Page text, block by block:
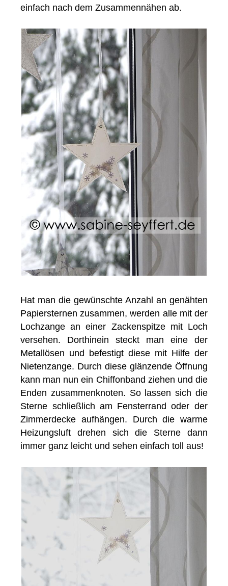
einfach nach dem Zusammennähen ab.
Hat man die gewünschte Anzahl an genähten
Papiersternen zusammen, werden alle mit der
Lochzange an einer Zackenspitze mit Loch
versehen. Dorthinein steckt man eine der
Metallösen und befestigt diese mit Hilfe der
Nietenzange. Durch diese glänzende Öffnung
kann man nun ein Chiffonband ziehen und die
Enden zusammenknoten. So lassen sich die
Sterne schließlich am Fensterrand oder der
Zimmerdecke aufhängen. Durch die warme
Heizungsluft drehen sich die Sterne dann
immer ganz leicht und sehen einfach toll aus!